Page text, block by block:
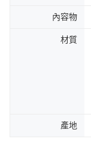
內容物
材質
產地